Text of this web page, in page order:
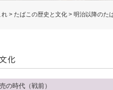
れ たばこの歴史と文化 明治以降のた
の時代（戦前）